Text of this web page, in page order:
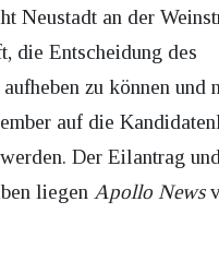
Neustadt an der
die Entscheidung des
zu können und
auf die
Der Eilantrag
liegen Apollo News